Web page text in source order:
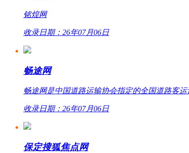
铭煌网
收录日期：26年07月06日
畅途网
畅途网是中国道路运输协会指定的全国道路客
收录日期：26年07月06日
保定搜狐焦点网